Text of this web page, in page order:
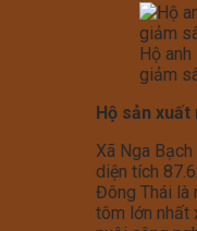
Hộ
giảm
Hộ sản
Xã Nga
diện tích
Đông Thái là
tôm lớn nhất